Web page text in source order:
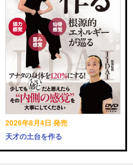
2026年8月4日 発売
天才の土台を作る